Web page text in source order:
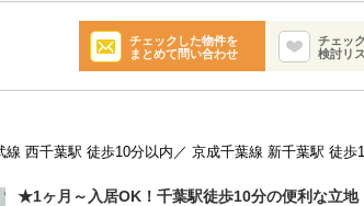
チェックした物件を
まとめて問い合わせ
チェッ
検討リ
線 西千葉駅 徒歩10分以内／ 京成千葉線 新千葉駅 徒歩
★1ヶ月～入居OK！千葉駅徒歩10分の便利な立地